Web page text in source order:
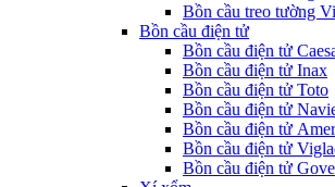
Bồn cầu treo tường
Bồn cầu điện tử
Bồn cầu điện tử
Bồn cầu điện tử Inax
Bồn cầu điện tử Toto
Bồn cầu điện tử
Bồn cầu điện tử
Bồn cầu điện tử
Bồn cầu điện tử